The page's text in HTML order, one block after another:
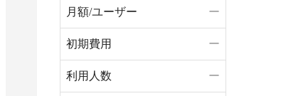
月額/ユーザー ー
初期費用 ー
利用人数 ー